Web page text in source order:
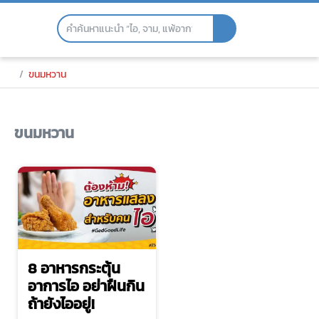
Skip
ขนมหวาน
ขนมหวาน
8 อาหารกระตุ้น
อาการไอ อย่าฝืนกิน
ถ้ายังไออยู่!